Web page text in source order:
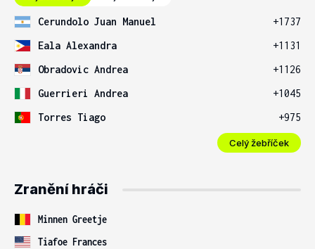
Cerundolo Juan Manuel
+1737
Eala Alexandra
+1131
Obradovic Andrea
+1126
Guerrieri Andrea
+1045
Torres Tiago
+975
Celý žebříček
Zranění hráči
Minnen Greetje
Tiafoe Frances